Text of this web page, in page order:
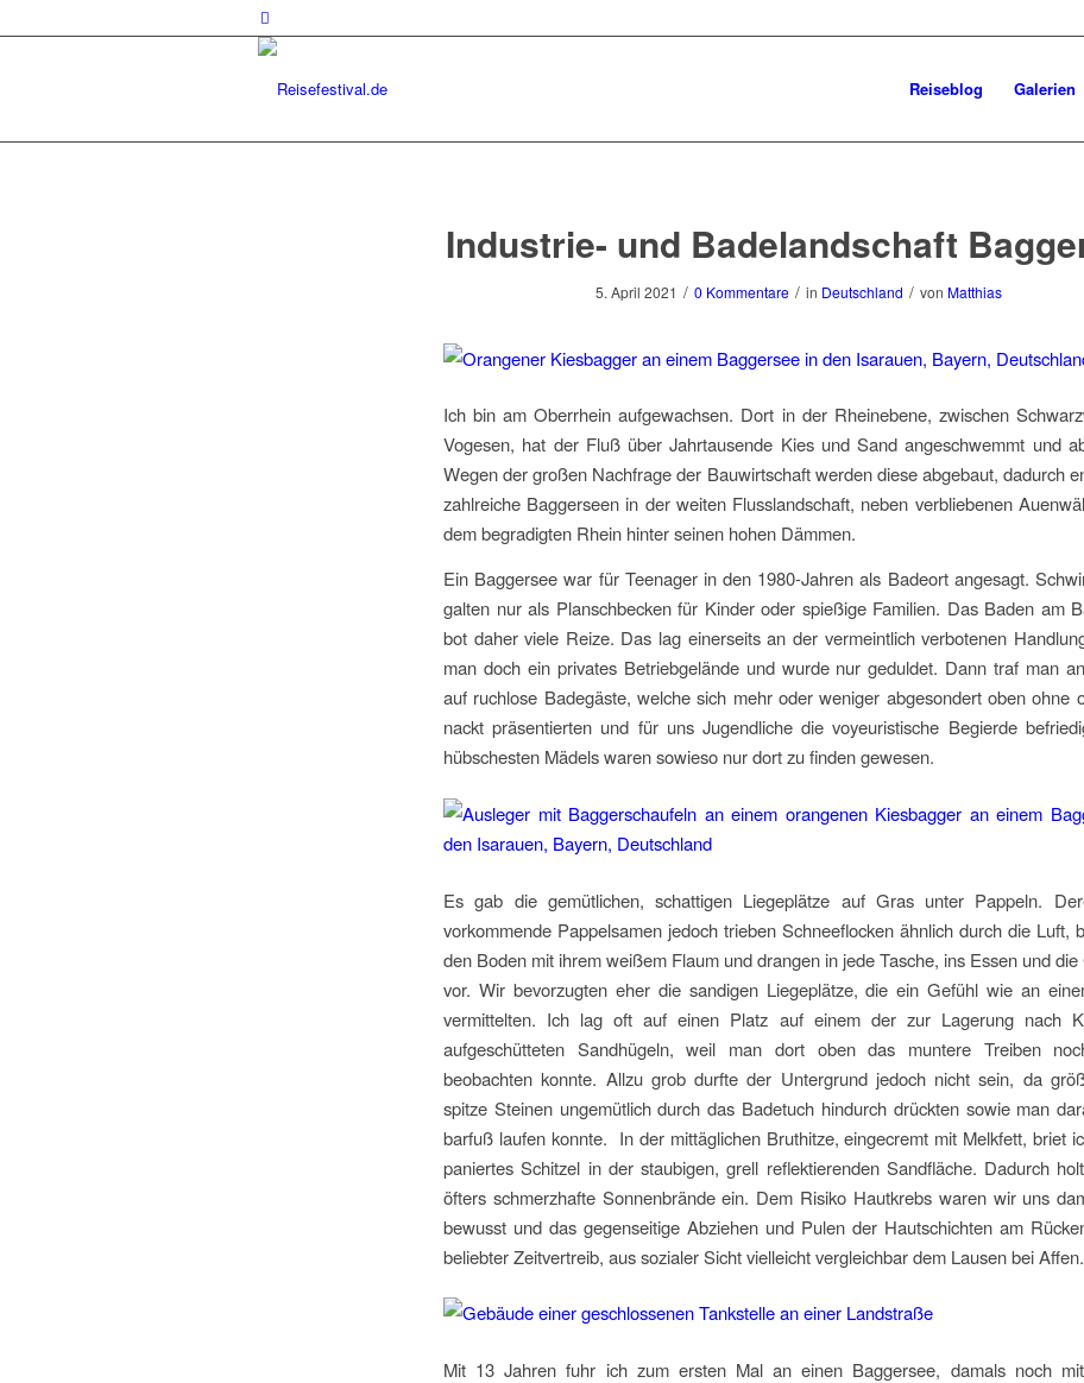
Reiseblog Galerien
Industrie- und Badelandschaft
5. April 2021 / 0 Kommentare / in Deutschland / von Matthias
Ich bin am Oberrhein aufgewachsen. Dort in der Rheinebene, zwischen
Vogesen, hat der Fluß über Jahrtausende Kies und Sand angeschwemmt und
Wegen der großen Nachfrage der Bauwirtschaft werden diese abgebaut, dadurch
zahlreiche Baggerseen in der weiten Flusslandschaft, neben verbliebenen
dem begradigten Rhein hinter seinen hohen Dämmen.
Ein Baggersee war für Teenager in den 1980-Jahren als Badeort angesagt.
galten nur als Planschbecken für Kinder oder spießige Familien. Das Baden am
bot daher viele Reize. Das lag einerseits an der vermeintlich verbotenen
man doch ein privates Betriebgelände und wurde nur geduldet. Dann traf man
auf ruchlose Badegäste, welche sich mehr oder weniger abgesondert oben ohne
nackt präsentierten und für uns Jugendliche die voyeuristische Begierde
hübschesten Mädels waren sowieso nur dort zu finden gewesen.
Es gab die gemütlichen, schattigen Liegeplätze auf Gras unter Pappeln.
vorkommende Pappelsamen jedoch trieben Schneeflocken ähnlich durch die Luft,
den Boden mit ihrem weißem Flaum und drangen in jede Tasche, ins Essen und
vor. Wir bevorzugten eher die sandigen Liegeplätze, die ein Gefühl wie an
vermittelten. Ich lag oft auf einen Platz auf einem der zur Lagerung nach
aufgeschütteten Sandhügeln, weil man dort oben das muntere Treiben
beobachten konnte. Allzu grob durfte der Untergrund jedoch nicht sein, da
spitze Steinen ungemütlich durch das Badetuch hindurch drückten sowie man
barfuß laufen konnte. In der mittäglichen Bruthitze, eingecremt mit Melkfett, briet
paniertes Schitzel in der staubigen, grell reflektierenden Sandfläche. Dadurch
öfters schmerzhafte Sonnenbrände ein. Dem Risiko Hautkrebs waren wir uns
bewusst und das gegenseitige Abziehen und Pulen der Hautschichten am
beliebter Zeitvertreib, aus sozialer Sicht vielleicht vergleichbar dem Lausen bei Affen.
Mit 13 Jahren fuhr ich zum ersten Mal an einen Baggersee, damals noch